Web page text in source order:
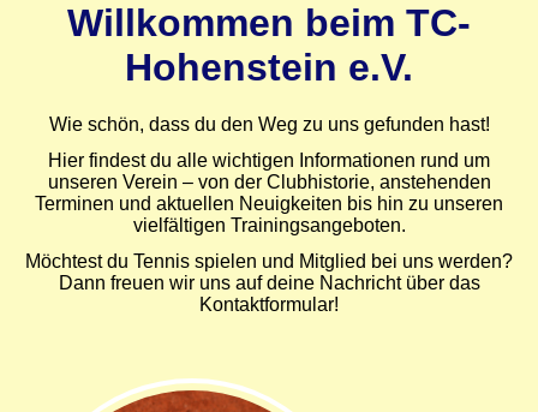
Willkommen beim TC-
Hohenstein e.V.
Wie schön, dass du den Weg zu uns gefunden hast!
Hier findest du alle wichtigen Informationen rund um
unseren Verein – von der Clubhistorie, anstehenden
Terminen und aktuellen Neuigkeiten bis hin zu unseren
vielfältigen Trainingsangeboten.
Möchtest du Tennis spielen und Mitglied bei uns werden?
Dann freuen wir uns auf deine Nachricht über das
Kontaktformular!